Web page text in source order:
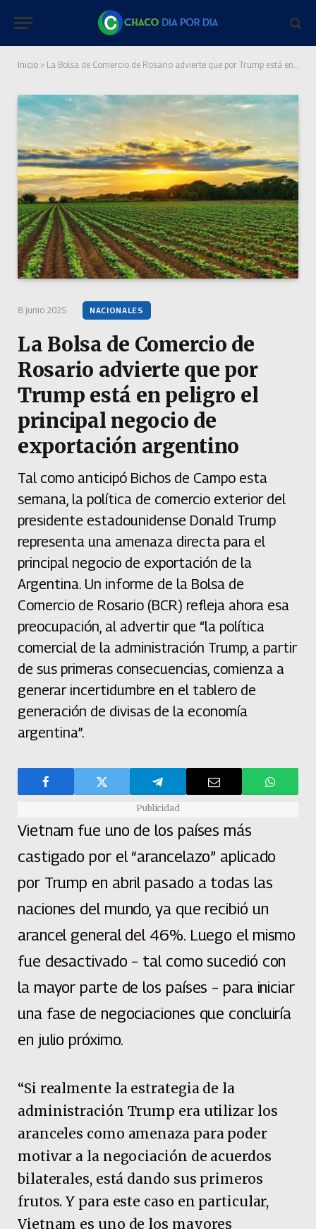
Inicio » La Bolsa de Comercio de Rosario advierte que por Trump está en peligro el principal negocio de exportación argentino
8 junio 2025 NACIONALES
La Bolsa de Comercio de
Rosario advierte que por
Trump está en peligro el
principal negocio de
exportación argentino
Tal como anticipó Bichos de Campo esta
semana, la política de comercio exterior del
presidente estadounidense Donald Trump
representa una amenaza directa para el
principal negocio de exportación de la
Argentina. Un informe de la Bolsa de
Comercio de Rosario (BCR) refleja ahora esa
preocupación, al advertir que “la política
comercial de la administración Trump, a partir
de sus primeras consecuencias, comienza a
generar incertidumbre en el tablero de
generación de divisas de la economía
argentina”.
Publicidad
Vietnam fue uno de los países más
castigado por el “arancelazo” aplicado
por Trump en abril pasado a todas las
naciones del mundo, ya que recibió un
arancel general del 46%. Luego el mismo
fue desactivado – tal como sucedió con
la mayor parte de los países – para iniciar
una fase de negociaciones que concluiría
en julio próximo.
“Si realmente la estrategia de la
administración Trump era utilizar los
aranceles como amenaza para poder
motivar a la negociación de acuerdos
bilaterales, está dando sus primeros
frutos. Y para este caso en particular,
Vietnam es uno de los mayores